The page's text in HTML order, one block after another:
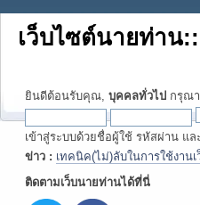
เว็บไซต์นายท่า
ยินดีต้อนรับคุณ, บุคคลทั่วไป กรุณา
เข้าสู่ระบบด้วยชื่อผู้ใช้ รหัสผ่าน แล
ข่าว : เทคนิค(ไม่)ลับในการใช้งาน
ติดตามเว็บนายท่านได้ที่นี่